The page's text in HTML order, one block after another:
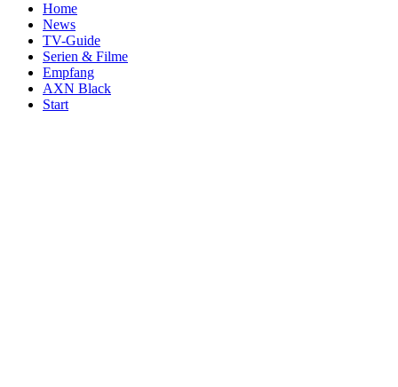
Home
News
TV-Guide
Serien & Filme
Empfang
AXN Black
Start